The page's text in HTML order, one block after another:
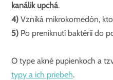
kanálik upchá.
4) Vzniká mikrokomedón,
5) Po preniknutí baktérií do
O type akné pupienkoch a
typy a ich priebeh.